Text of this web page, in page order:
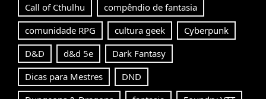
Call of Cthulhu
compêndio de fantasia
comunidade RPG
cultura geek
Cyberpunk
D&D
d&d 5e
Dark Fantasy
Dicas para Mestres
DND